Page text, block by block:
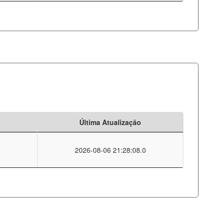
Última Atualização
2026-08-06 21:28:08.0